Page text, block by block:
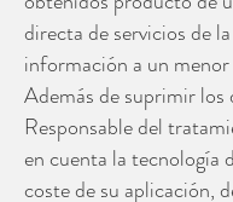
directa de servicios de
información a un menor
Además de suprimir los
Responsable del
en cuenta la tecnología
coste de su aplicación,